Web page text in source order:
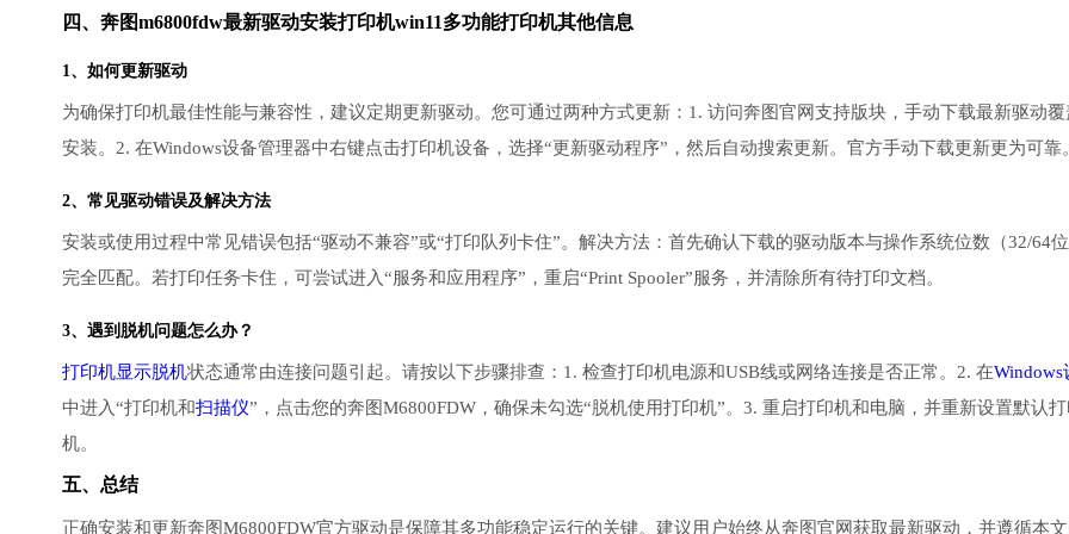
四、奔图m6800fdw最新驱动安装打印机win11多功能打印机其他信息
1、如何更新驱动
为确保打印机最佳性能与兼容性，建议定期更新驱动。您可通过两种方式更新：1. 访问奔图官网支持版块，手动下载最新驱动覆
安装。2. 在Windows设备管理器中右键点击打印机设备，选择“更新驱动程序”，然后自动搜索更新。官方手动下载更新更为可靠。
2、常见驱动错误及解决方法
安装或使用过程中常见错误包括“驱动不兼容”或“打印队列卡住”。解决方法：首先确认下载的驱动版本与操作系统位数（32/64位
完全匹配。若打印任务卡住，可尝试进入“服务和应用程序”，重启“Print Spooler”服务，并清除所有待打印文档。
3、遇到脱机问题怎么办？
打印机显示脱机状态通常由连接问题引起。请按以下步骤排查：1. 检查打印机电源和USB线或网络连接是否正常。2. 在Windows
中进入“打印机和扫描仪”，点击您的奔图M6800FDW，确保未勾选“脱机使用打印机”。3. 重启打印机和电脑，并重新设置默认打
机。
五、总结
正确安装和更新奔图M6800FDW官方驱动是保障其多功能稳定运行的关键。建议用户始终从奔图官网获取最新驱动，并遵循本